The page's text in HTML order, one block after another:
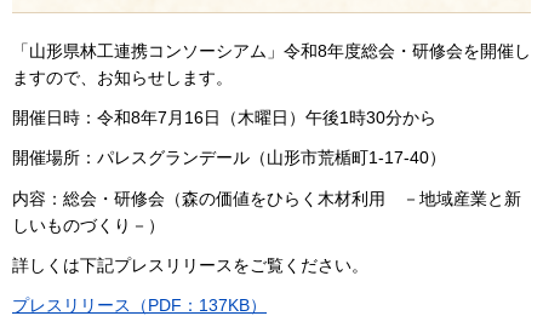
「山形県林工連携コンソーシアム」令和8年度総会・研修会を開催し
ますので、お知らせします。
開催日時：令和8年7月16日（木曜日）午後1時30分から
開催場所：パレスグランデール（山形市荒楯町1-17-40）
内容：総会・研修会（森の価値をひらく木材利用 －地域産業と新
しいものづくり－）
詳しくは下記プレスリリースをご覧ください。
プレスリリース（PDF：137KB）